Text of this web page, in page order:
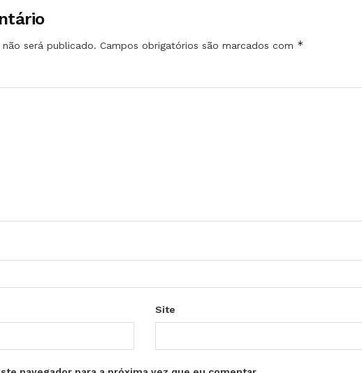
será publicado. Campos obrigatórios são marcados com *
Site